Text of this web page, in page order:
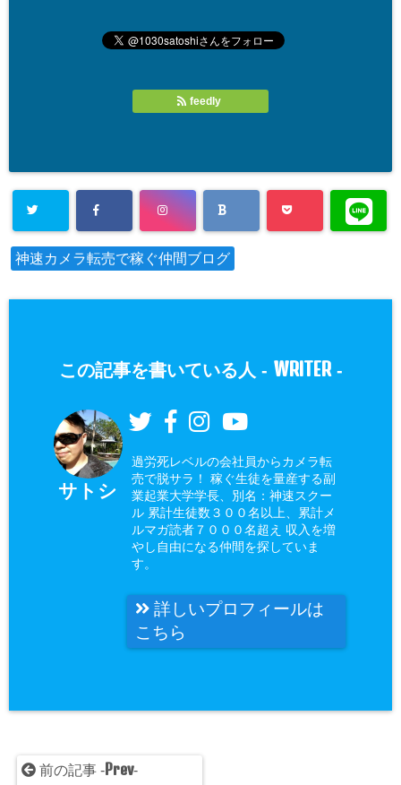
feedly
神速カメラ転売で稼ぐ仲間ブログ
この記事を書いている人 - WRITER-
サトシ
過労死レベルの会社員からカメラ転
売で脱サラ！ 稼ぐ生徒を量産する副
業起業大学学長、別名：神速スクー
ル 累計生徒数３００名以上、累計メ
ルマガ読者７０００名超え 収入を増
やし自由になる仲間を探していま
す。
詳しいプロフィールは
こちら
前の記事 - Prev-